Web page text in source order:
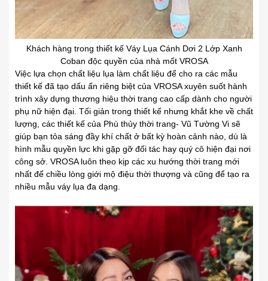
Khách hàng trong thiết kế Váy Lụa Cánh Dơi 2 Lớp Xanh
Coban độc quyền của nhà mốt VROSA
Việc lựa chọn chất liệu lụa làm chất liệu để cho ra các mẫu
thiết kế đã tạo dấu ấn riêng biệt của VROSA xuyên suốt hành
trình xây dựng thương hiệu thời trang cao cấp dành cho người
phụ nữ hiện đại. Tối giản trong thiết kế nhưng khắt khe về chất
lượng, các thiết kế của Phù thủy thời trang- Vũ Tường Vi sẽ
giúp bạn tỏa sáng đầy khí chất ở bất kỳ hoàn cảnh nào, dù là
hình mẫu quyền lực khi gặp gỡ đối tác hay quý cô hiện đại nơi
công sở. VROSA luôn theo kịp các xu hướng thời trang mới
nhất để chiều lòng giới mộ điệu thời thượng và cũng để tạo ra
nhiều mẫu váy lụa đa dạng.